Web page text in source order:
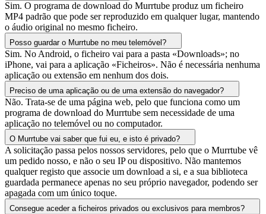
Sim. O programa de download do Murrtube produz um ficheiro
MP4 padrão que pode ser reproduzido em qualquer lugar, mantendo
o áudio original no mesmo ficheiro.
Posso guardar o Murrtube no meu telemóvel?
Sim. No Android, o ficheiro vai para a pasta «Downloads»; no
iPhone, vai para a aplicação «Ficheiros». Não é necessária nenhuma
aplicação ou extensão em nenhum dos dois.
Preciso de uma aplicação ou de uma extensão do navegador?
Não. Trata-se de uma página web, pelo que funciona como um
programa de download do Murrtube sem necessidade de uma
aplicação no telemóvel ou no computador.
O Murrtube vai saber que fui eu, e isto é privado?
A solicitação passa pelos nossos servidores, pelo que o Murrtube vê
um pedido nosso, e não o seu IP ou dispositivo. Não mantemos
qualquer registo que associe um download a si, e a sua biblioteca
guardada permanece apenas no seu próprio navegador, podendo ser
apagada com um único toque.
Consegue aceder a ficheiros privados ou exclusivos para membros?